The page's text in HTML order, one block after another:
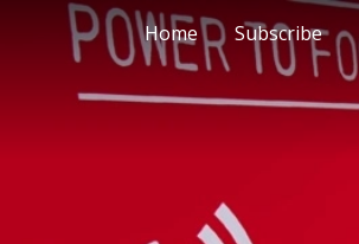
Home Subscribe